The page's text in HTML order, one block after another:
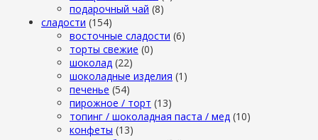
подарочный чай (8)
сладости (154)
восточные сладости (6)
торты свежие (0)
шоколад (22)
шоколадные изделия (1)
печенье (54)
пирожное / торт (13)
топинг / шоколадная паста / мед (10)
конфеты (13)